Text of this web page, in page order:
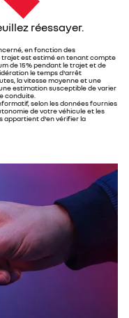
réessayer.
en fonction des
est estimé en tenant compte
de 15% pendant le trajet et de
le temps d'arrêt
la vitesse moyenne et une
estimation susceptible de varier
conduite.
selon les données fournies
de votre véhicule et les
appartient d'en vérifier la